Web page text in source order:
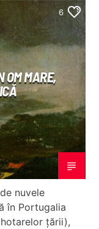
6
OM MARE,
nuvele
în Portugalia
țării),